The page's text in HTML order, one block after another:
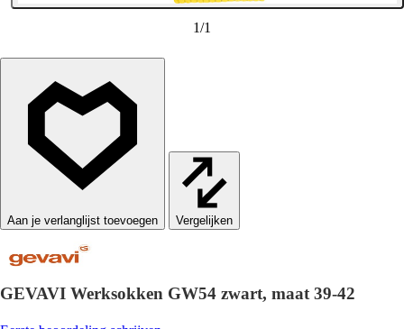
1/1
Vergelijken
GEVAVI Werksokken GW54 zwart, maat 39-42